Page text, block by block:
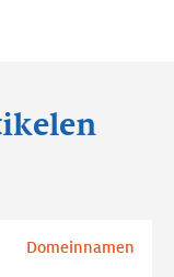
Domeinnamen